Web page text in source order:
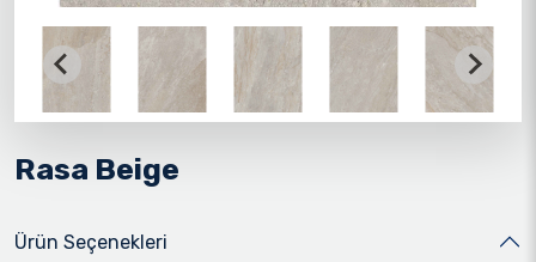
Rasa Beige
Ürün Seçenekleri